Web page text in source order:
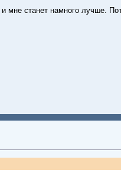
мне станет намного лучше.